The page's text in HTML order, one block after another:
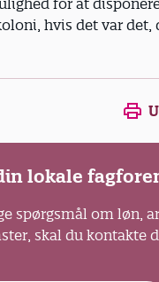
for at
hvis det var det,
lokale
spørgsmål om løn,
skal du kontakte